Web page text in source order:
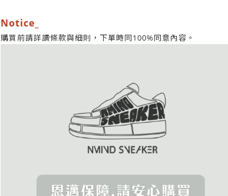
Notice_
購買前請詳讀條款與細則， 下單時同100%同意內容。